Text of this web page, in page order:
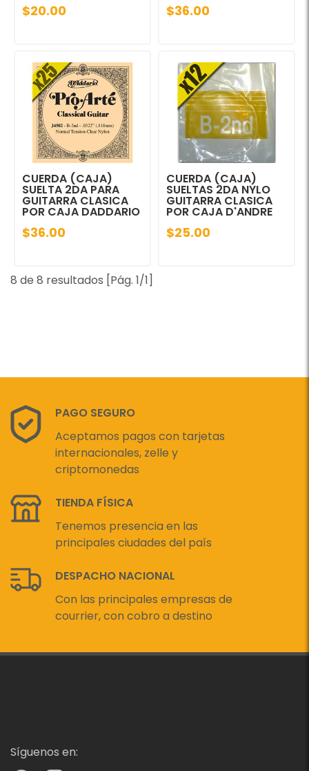
$20.00 $36.00
CUERDA (CAJA)
SUELTA 2DA PARA
GUITARRA CLASICA
POR CAJA DADDARIO
$36.00
CUERDA (CAJA)
SUELTAS 2DA NYLO
GUITARRA CLASICA
POR CAJA D'ANDRE
$25.00
8 de 8 resultados [Pág. 1/1]
PAGO SEGURO
Aceptamos pagos con tarjetas
internacionales, zelle y
criptomonedas
TIENDA FÍSICA
Tenemos presencia en las
principales ciudades del país
DESPACHO NACIONAL
Con las principales empresas de
courrier, con cobro a destino
Síguenos en: